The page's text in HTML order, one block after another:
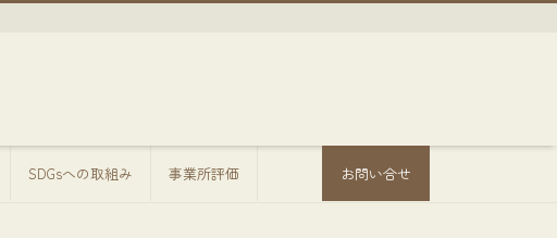
SDGsへの取組み 事業所評価 お問い合せ